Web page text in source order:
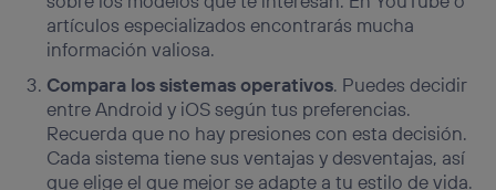
artículos especializados encontrarás mucha
información valiosa.
Compara los sistemas operativos. Puedes decidir
entre Android y iOS según tus preferencias.
Recuerda que no hay presiones con esta decisión.
Cada sistema tiene sus ventajas y desventajas, así
que elige el que mejor se adapte a tu estilo de vida.